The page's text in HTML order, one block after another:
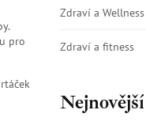
pro
Zdraví a Wellness
Zdraví a fitness